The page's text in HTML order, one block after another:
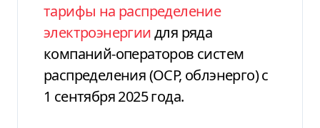
тарифы на распределение
электроэнергиидля ряда
компаний-операторов систем
распределения (ОСР, облэнерго) с
1 сентября 2025 года.